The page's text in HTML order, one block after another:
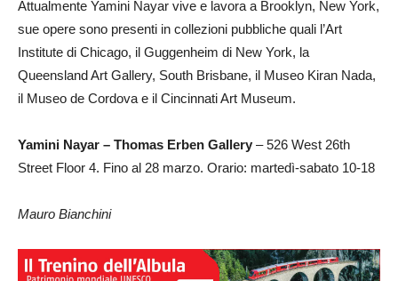
Attualmente Yamini Nayar vive e lavora a Brooklyn, New York,
sue opere sono presenti in collezioni pubbliche quali l’Art
Institute di Chicago, il Guggenheim di New York, la
Queensland Art Gallery, South Brisbane, il Museo Kiran Nada,
il Museo de Cordova e il Cincinnati Art Museum.
Yamini Nayar – Thomas Erben Gallery – 526 West 26th
Street Floor 4. Fino al 28 marzo. Orario: martedì-sabato 10-18
Mauro Bianchini